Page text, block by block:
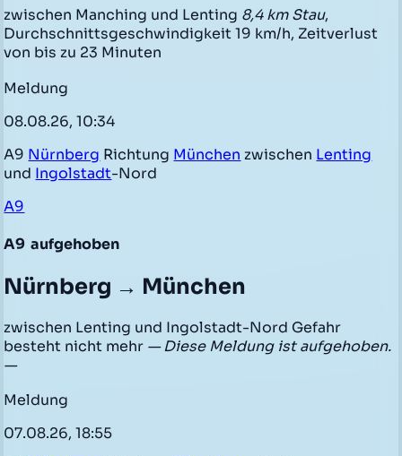
zwischen Manching und Lenting 8,4 km Stau,
Durchschnittsgeschwindigkeit 19 km/h, Zeitverlust
von bis zu 23 Minuten
Meldung
08.08.26, 10:34
A9 Nürnberg Richtung München zwischen Lenting
und Ingolstadt-Nord
A9
A9 aufgehoben
Nürnberg → München
zwischen Lenting und Ingolstadt-Nord Gefahr
besteht nicht mehr — Diese Meldung ist aufgehoben.
—
Meldung
07.08.26, 18:55